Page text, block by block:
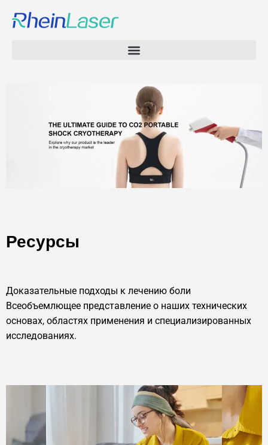
Ресурсы
Доказательные подходы к лечению боли
Всеобъемлющее представление о наших технических
основах, областях применения и специализированных
исследованиях.